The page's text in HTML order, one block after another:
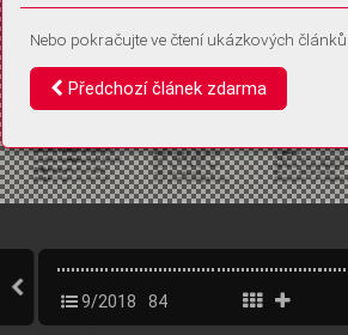
9/2018 84
Nebo pokračujte ve čtení ukázkových
Předchozí článek zdarma